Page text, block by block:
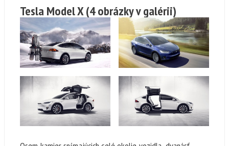
Tesla Model X(4 obrázky v galérii)